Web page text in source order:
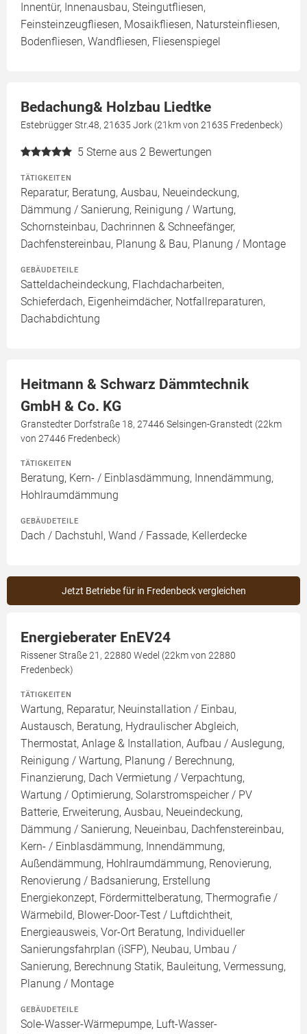
Innentür, Innenausbau, Steingutfliesen,
Feinsteinzeugfliesen, Mosaikfliesen, Natursteinfliesen,
Bodenfliesen, Wandfliesen, Fliesenspiegel
Bedachung& Holzbau Liedtke
Estebrügger Str.48, 21635 Jork (21km von 21635 Fredenbeck)
5 Sterne aus 2 Bewertungen
TÄTIGKEITEN
Reparatur, Beratung, Ausbau, Neueindeckung,
Dämmung / Sanierung, Reinigung / Wartung,
Schornsteinbau, Dachrinnen & Schneefänger,
Dachfenstereinbau, Planung & Bau, Planung / Montage
GEBÄUDETEILE
Satteldacheindeckung, Flachdacharbeiten,
Schieferdach, Eigenheimdächer, Notfallreparaturen,
Dachabdichtung
Heitmann & Schwarz Dämmtechnik
GmbH & Co. KG
Granstedter Dorfstraße 18, 27446 Selsingen-Granstedt (22km
von 27446 Fredenbeck)
TÄTIGKEITEN
Beratung, Kern- / Einblasdämmung, Innendämmung,
Hohlraumdämmung
GEBÄUDETEILE
Dach / Dachstuhl, Wand / Fassade, Kellerdecke
Jetzt Betriebe für in Fredenbeck vergleichen
Energieberater EnEV24
Rissener Straße 21, 22880 Wedel (22km von 22880
Fredenbeck)
TÄTIGKEITEN
Wartung, Reparatur, Neuinstallation / Einbau,
Austausch, Beratung, Hydraulischer Abgleich,
Thermostat, Anlage & Installation, Aufbau / Auslegung,
Reinigung / Wartung, Planung / Berechnung,
Finanzierung, Dach Vermietung / Verpachtung,
Wartung / Optimierung, Solarstromspeicher / PV
Batterie, Erweiterung, Ausbau, Neueindeckung,
Dämmung / Sanierung, Neueinbau, Dachfenstereinbau,
Kern- / Einblasdämmung, Innendämmung,
Außendämmung, Hohlraumdämmung, Renovierung,
Renovierung / Badsanierung, Erstellung
Energiekonzept, Fördermittelberatung, Thermografie /
Wärmebild, Blower-Door-Test / Luftdichtheit,
Energieausweis, Vor-Ort Beratung, Individueller
Sanierungsfahrplan (iSFP), Neubau, Umbau /
Sanierung, Berechnung Statik, Bauleitung, Vermessung,
Planung / Montage
GEBÄUDETEILE
Sole-Wasser-Wärmepumpe, Luft-Wasser-